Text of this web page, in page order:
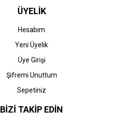
ÜYELİK
Hesabım
Yeni Üyelik
Üye Girişi
Şifremi Unuttum
Sepetiniz
BİZİ TAKİP EDİN